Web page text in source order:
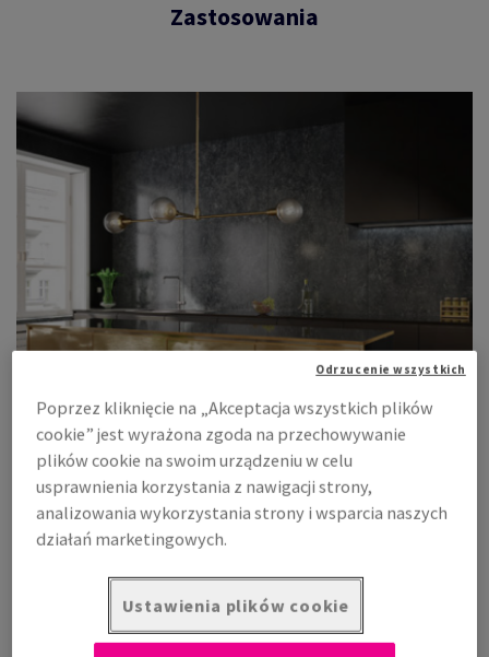
Zastosowania
Nie wyrzucaj swoich starych biurek! Pokryj je
kolekcji „Skóry”! Jeśli twoje ściany wymagają przemalowania
Poprzez kliknięcie na „Akceptacja wszystkich plików
cookie” jest wyrażona zgoda na przechowywanie
plików cookie na swoim urządzeniu w celu
usprawnienia korzystania z nawigacji strony,
analizowania wykorzystania strony i wsparcia naszych
działań marketingowych.
Ustawienia plików cookie
Odrzucenie wszystkich